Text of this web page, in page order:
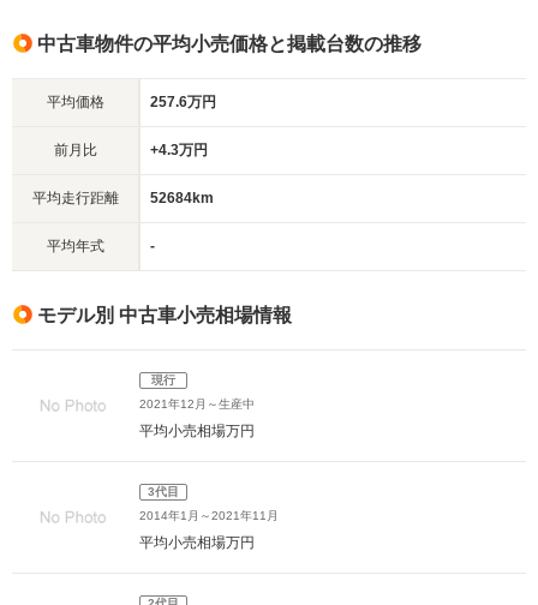
中古車物件の平均小売価格と掲載台数の推移
平均価格 257.6万円
前月比 +4.3万円
平均走行距離 52684km
平均年式 -
モデル別 中古車小売相場情報
現行
2021年12月～生産中
平均小売相場万円
3代目
2014年1月～2021年11月
平均小売相場万円